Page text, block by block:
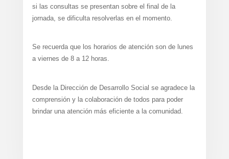
si las consultas se presentan sobre el final de la
jornada, se dificulta resolverlas en el momento.
Se recuerda que los horarios de atención son de lunes
a viernes de 8 a 12 horas.
Desde la Dirección de Desarrollo Social se agradece la
comprensión y la colaboración de todos para poder
brindar una atención más eficiente a la comunidad.